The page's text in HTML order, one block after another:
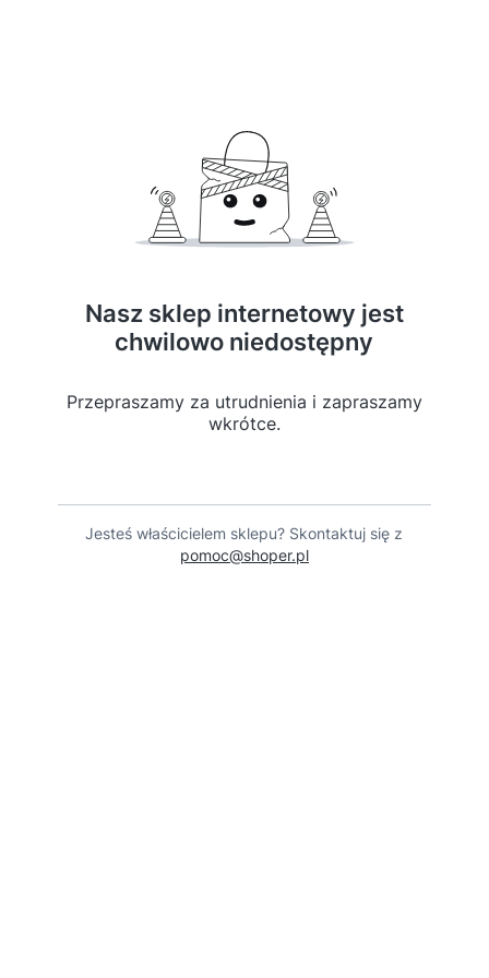
Nasz sklep internetowy jest
chwilowo niedostępny
Przepraszamy za utrudnienia i zapraszamy
wkrótce.
Jesteś właścicielem sklepu? Skontaktuj się z
pomoc@shoper.pl